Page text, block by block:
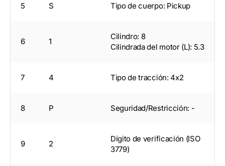
5 S Tipo de cuerpo: Pickup
6 1
Cilindro: 8
Cilindrada del motor (L): 5.3
7 4 Tipo de tracción: 4x2
8 P Seguridad/Restricción: -
9 2
Dígito de verificación (ISO
3779)